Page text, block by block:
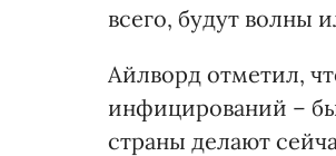
всего, будут волны
Айлворд отметил,
инфицирований –
страны делают